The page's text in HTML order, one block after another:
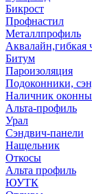
Бикрост
Профнастил
Металлпрофиль
Аквалайн,гибкая
Битум
Пароизоляция
Подоконники,
Наличник
Альта-профиль
Урал
Сэндвич-панели
Нащельник
Откосы
Альта профиль
ЮУТК